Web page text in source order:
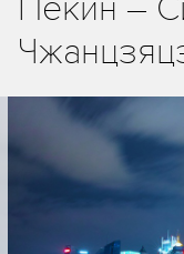
Пекин –